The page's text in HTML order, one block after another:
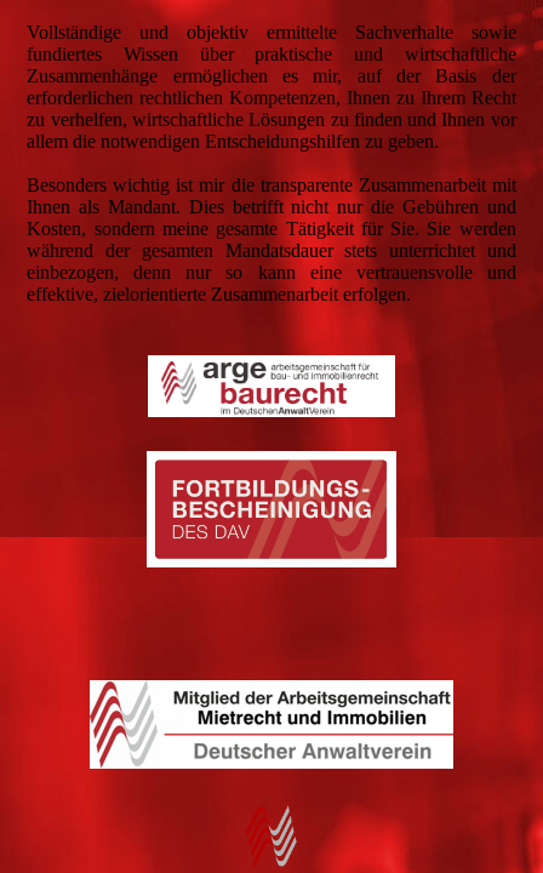
Vollständige und objektiv ermittelte Sachverhalte sowie
fundiertes Wissen über praktische und wirtschaftliche
Zusammenhänge ermöglichen es mir, auf der Basis der
erforderlichen rechtlichen Kompetenzen, Ihnen zu Ihrem Recht
zu verhelfen, wirtschaftliche Lösungen zu finden und Ihnen vor
allem die notwendigen Entscheidungshilfen zu geben.
Besonders wichtig ist mir die transparente Zusammenarbeit mit
Ihnen als Mandant. Dies betrifft nicht nur die Gebühren und
Kosten, sondern meine gesamte Tätigkeit für Sie. Sie werden
während der gesamten Mandatsdauer stets unterrichtet und
einbezogen, denn nur so kann eine vertrauensvolle und
effektive, zielorientierte Zusammenarbeit erfolgen.